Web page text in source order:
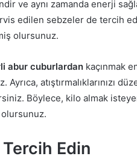
ve aynı zamanda enerji
edilen sebzeler de tercih
olursunuz.
abur cuburlardan kaçınmak
atıştırmalıklarınızı
Böylece, kilo almak
Tercih Edin